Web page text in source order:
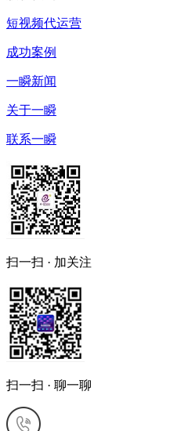
短视频代运营
成功案例
一瞬新闻
关于一瞬
联系一瞬
扫一扫 · 加关注
扫一扫 · 聊一聊